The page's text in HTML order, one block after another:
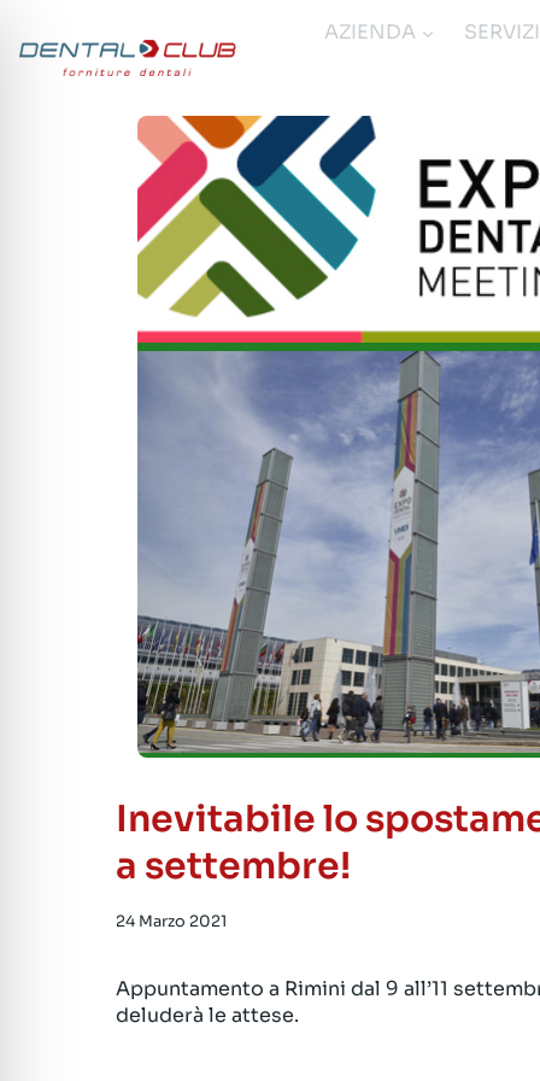
contenuto
AZIENDA
Inevitabile lo
a settembre!
24 Marzo 2021
Appuntamento a Rimini dal 9 all’11
deluderà le attese.